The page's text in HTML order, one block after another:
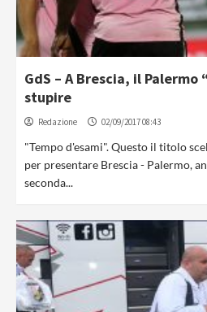
GdS – A Brescia, il Palermo
stupire
Redazione 02/09/2017 08:43
"Tempo d'esami". Questo il titolo
per presentare Brescia - Palermo,
seconda...